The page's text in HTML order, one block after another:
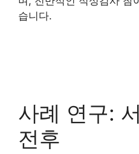
습니다.
사례 연구:
전후